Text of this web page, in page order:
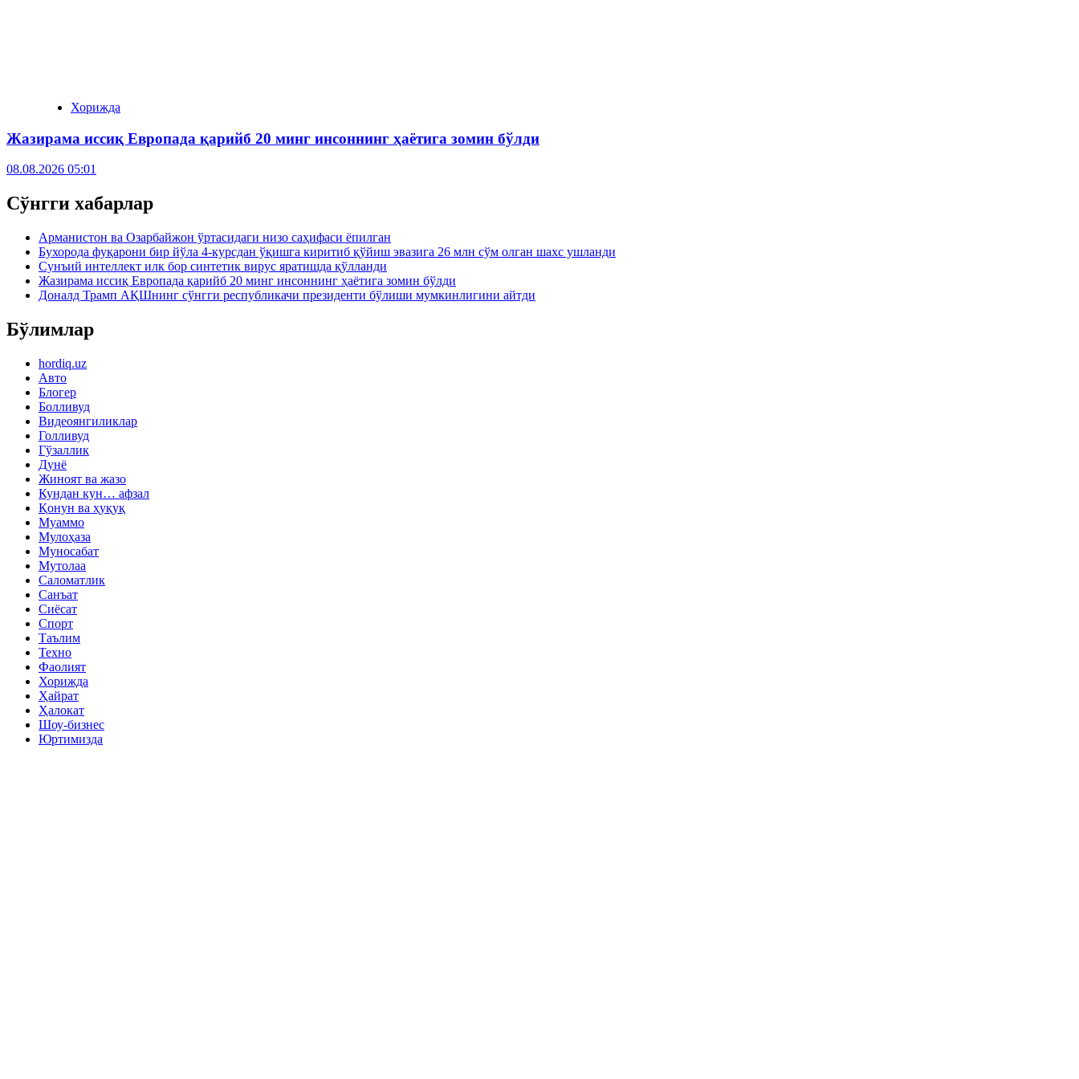
Хорижда
Жазирама иссиқ Европада қарийб 20 минг инсоннинг ҳаётига зомин бўлди
08.08.2026 05:01
Сўнгги хабарлар
Арманистон ва Озарбайжон ўртасидаги низо саҳифаси ёпилган
Бухорода фуқарони бир йўла 4-курсдан ўқишга киритиб қўйиш эвазига 26 млн сўм олган шахс ушланди
Сунъий интеллект илк бор синтетик вирус яратишда қўлланди
Жазирама иссиқ Европада қарийб 20 минг инсоннинг ҳаётига зомин бўлди
Доналд Трамп АҚШнинг сўнгги республикачи президенти бўлиши мумкинлигини айтди
Бўлимлар
hordiq.uz
Авто
Блогер
Болливуд
Видеоянгиликлар
Голливуд
Гўзаллик
Дунё
Жиноят ва жазо
Кундан кун… афзал
Қонун ва ҳуқуқ
Муаммо
Мулоҳаза
Муносабат
Мутолаа
Саломатлик
Санъат
Сиёсат
Спорт
Таълим
Техно
Фаолият
Хорижда
Ҳайрат
Ҳалокат
Шоу-бизнес
Юртимизда